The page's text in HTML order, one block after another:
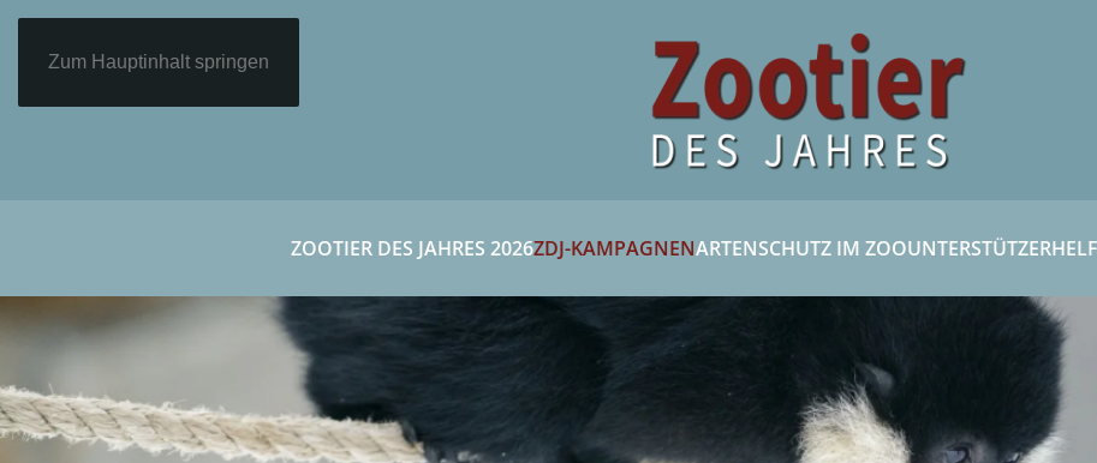
Zum Hauptinhalt springen
ZOOTIER DES JAHRES 2026ZDJ-KAMPAGNENARTENSCHUTZ IM ZOOUNTERSTÜTZER